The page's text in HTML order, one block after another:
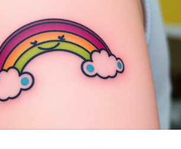
масло;
либо грунтовые.
женщинам;
иммунной системой;